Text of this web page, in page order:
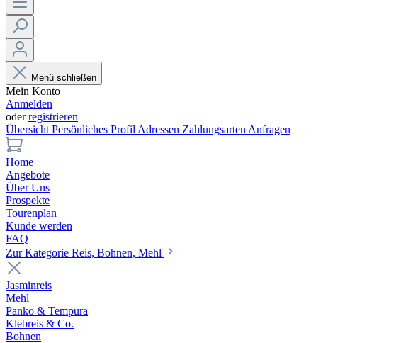
Menü schließen
Mein Konto
Anmelden
oderregistrieren
Übersicht Persönliches Profil Adressen Zahlungsarten Anfragen
Home
Angebote
Über Uns
Prospekte
Tourenplan
Kunde werden
FAQ
Zur Kategorie Reis, Bohnen, Mehl
Jasminreis
Mehl
Panko & Tempura
Klebreis & Co.
Bohnen